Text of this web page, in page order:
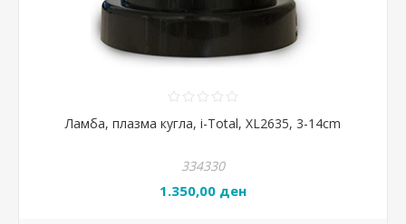
Ламба, плазма кугла, i-Total, XL2635, 3-14cm
334330
1.350,00 ден